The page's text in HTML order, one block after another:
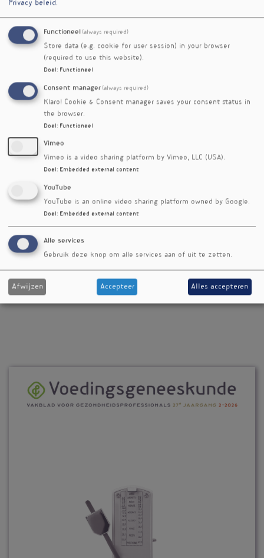
mooie beloftes. Supplementen kunnen actieve
stoffen bevatten die daadwerkelijk iets doen in
het lichaam, maar ze werken nooit los van de
context. Het is geen one size fits all en geen
vervanging van goede voeding en leefstijl. 
Redactie
Privacy beleid.
Functioneel (always required)
Store data (e.g. cookie for user session) in your browser
(required to use this website).
Doel : Functioneel
Consent manager (always required)
Klaro! Cookie & Consent manager saves your consent status in
the browser.
Doel : Functioneel
Vimeo
Vimeo is a video sharing platform by Vimeo, LLC (USA).
Doel : Embedded external content
YouTube
YouTube is an online video sharing platform owned by Google.
Doel : Embedded external content
Alle services
Gebruik deze knop om alle services aan of uit te zetten.
Afwijzen Accepteer Alles accepteren